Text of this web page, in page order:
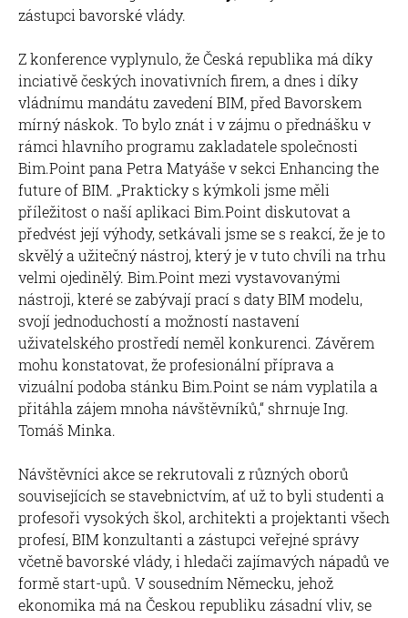
zástupci bavorské vlády.
Z konference vyplynulo, že Česká republika má díky
inciativě českých inovativních firem, a dnes i díky
vládnímu mandátu zavedení BIM, před Bavorskem
mírný náskok. To bylo znát i v zájmu o přednášku v
rámci hlavního programu zakladatele společnosti
Bim.Point pana Petra Matyáše v sekci Enhancing the
future of BIM. „Prakticky s kýmkoli jsme měli
příležitost o naší aplikaci Bim.Point diskutovat a
předvést její výhody, setkávali jsme se s reakcí, že je to
skvělý a užitečný nástroj, který je v tuto chvíli na trhu
velmi ojedinělý. Bim.Point mezi vystavovanými
nástroji, které se zabývají prací s daty BIM modelu,
svojí jednoduchostí a možností nastavení
uživatelského prostředí neměl konkurenci. Závěrem
mohu konstatovat, že profesionální příprava a
vizuální podoba stánku Bim.Point se nám vyplatila a
přitáhla zájem mnoha návštěvníků,“ shrnuje Ing.
Tomáš Minka.
Návštěvníci akce se rekrutovali z různých oborů
souvisejících se stavebnictvím, ať už to byli studenti a
profesoři vysokých škol, architekti a projektanti všech
profesí, BIM konzultanti a zástupci veřejné správy
včetně bavorské vlády, i hledači zajímavých nápadů ve
formě start-upů. V sousedním Německu, jehož
ekonomika má na Českou republiku zásadní vliv, se